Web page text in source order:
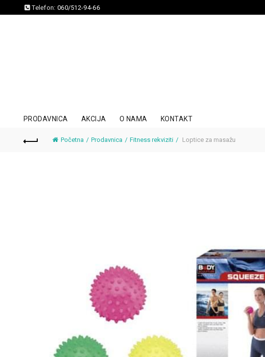
Telefon: 060/512-94-66
PRODAVNICA AKCIJA O NAMA KONTAKT
Početna Prodavnica Fitness rekviziti Loptice za masažu